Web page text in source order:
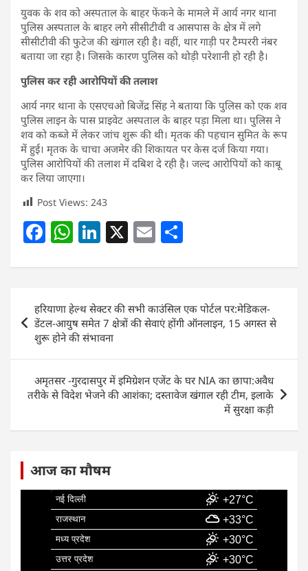
युवक के शव को अस्पताल के बाहर फेंकने के मामले में आर्य नगर थाना
पुलिस अस्पताल के बाहर लगे सीसीटीवी व आसपास के क्षेत्र में लगे
सीसीटीवी की फुटेज की खंगाल रही है। वहीं, थार गाड़ी पर टैम्पररी नंबर
बताया जा रहा है। जिसके कारण पुलिस को थोड़ी परेशानी हो रही है।
पुलिस कर रही आरोपियों की तलाश
आर्य नगर थाना के एसएचओ बिजेंद्र सिंह ने बताया कि पुलिस को एक शव
पुलिस लाइन के पास प्राइवेट अस्पताल के बाहर पड़ा मिला था। पुलिस ने
शव को कब्जे में लेकर जांच शुरू की थी। मृतक की पहचान सुमित के रूप
में हुई। मृतक के चाचा अजमेर की शिकायत पर केस दर्ज किया गया।
पुलिस आरोपियों की तलाश में दबिश दे रही है। जल्द आरोपियों को काबू
कर लिया जाएगा।
Post Views: 243
F
c
e
b
o
o
k
W
at
s
A
p
p
Li
k
e
dI
n
X E
ai
l
ar
e
Post
navigation
हरियाणा हेल्थ सेक्टर की सभी काउंसिल एक पोर्टल पर:मेडिकल-
डेंटल-आयुष समेत 7 क्षेत्रों की सेवाएं होंगी ऑनलाइन, 15 अगस्त से
शुरू होने की संभावना
अमृतसर -गुरदासपुर में इमिग्रेशन एजेंट के घर NIA का छापा:अवैध
तरीके से विदेश भेजने की आशंका; दस्तावेज खंगाल रही टीम, इलाके
में सुरक्षा कड़ी
आज का मौषम
नई दिल्ली +27°C
राजस्थान +33°C
मध्य प्रदेश +30°C
उत्तर प्रदेश +30°C